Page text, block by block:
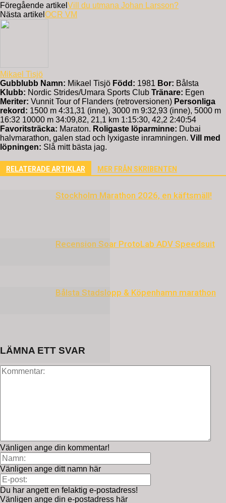
Föregående artikel Vill du utmana Johan Larsson?
Nästa artikel OCR VM
Mikael Tisjö
Gubblubb Namn: Mikael Tisjö Född: 1981 Bor: Bålsta
Klubb: Nordic Strides/Umara Sports Club Tränare: Egen
Meriter: Vunnit Tour of Flanders (retroversionen) Personliga
rekord: 1500 m 4:31,31 (inne), 3000 m 9:32,93 (inne), 5000 m
16:32 10000 m 34:09,82, 21,1 km 1:15:30, 42,2 2:40:54
Favoritsträcka: Maraton. Roligaste löparminne: Dubai
halvmarathon, galen stad och lyxigaste inramningen. Vill med
löpningen: Slå mitt bästa jag.
RELATERADE ARTIKLAR MER FRÅN SKRIBENTEN
Stockholm Marathon 2026, en käftsmäll!
Recension Soar ProtoLab ADV Speedsuit
Bålsta Stadslopp & Köpenhamn marathon
LÄMNA ETT SVAR
Vänligen ange din kommentar!
Vänligen ange ditt namn här
Du har angett en felaktig e-postadress!
Vänligen ange din e-postadress här